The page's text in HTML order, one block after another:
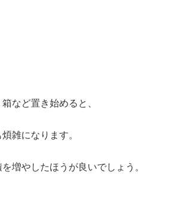
など置き始めると、
雑になります。
増やしたほうが良いでしょう。